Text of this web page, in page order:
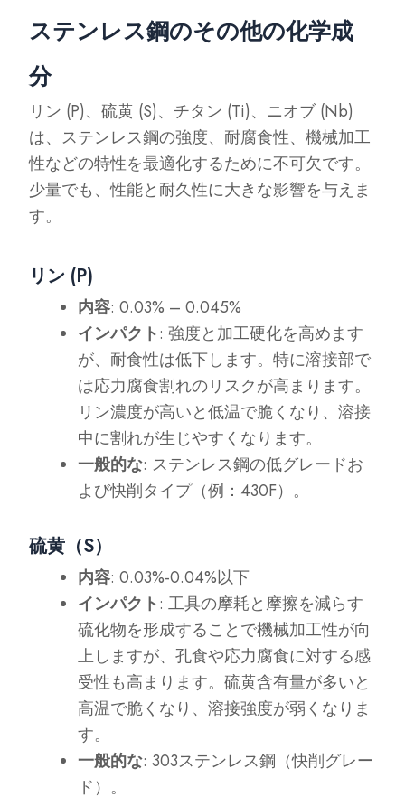
ステンレス鋼のその他の化学成
分
リン (P)、硫黄 (S)、チタン (Ti)、ニオブ (Nb)
は、ステンレス鋼の強度、耐腐食性、機械加工
性などの特性を最適化するために不可欠です。
少量でも、性能と耐久性に大きな影響を与えま
す。
リン (P)
内容: 0.03% – 0.045%
インパクト: 強度と加工硬化を高めます
が、耐食性は低下します。特に溶接部で
は応力腐食割れのリスクが高まります。
リン濃度が高いと低温で脆くなり、溶接
中に割れが生じやすくなります。
一般的な: ステンレス鋼の低グレードお
よび快削タイプ（例：430F）。
硫黄（S）
内容: 0.03%-0.04%以下
インパクト: 工具の摩耗と摩擦を減らす
硫化物を形成することで機械加工性が向
上しますが、孔食や応力腐食に対する感
受性も高まります。硫黄含有量が多いと
高温で脆くなり、溶接強度が弱くなりま
す。
一般的な: 303ステンレス鋼（快削グレー
ド）。